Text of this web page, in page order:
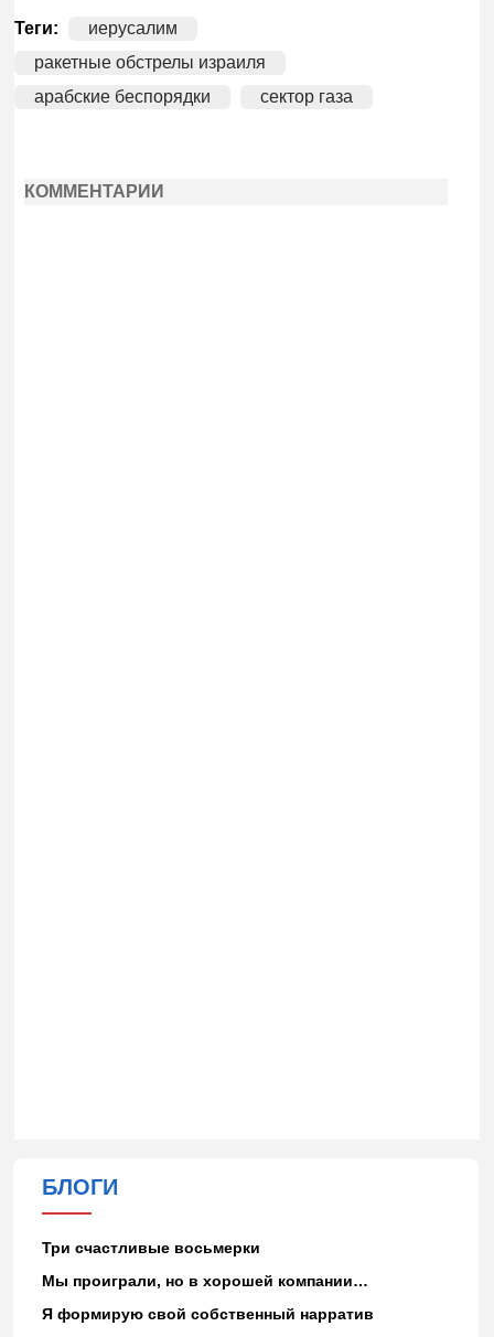
Теги:
иерусалим
ракетные обстрелы израиля
арабские беспорядки
сектор газа
КОММЕНТАРИИ
БЛОГИ
Три счастливые восьмерки
Мы проиграли, но в хорошей компании…
Я формирую свой собственный нарратив